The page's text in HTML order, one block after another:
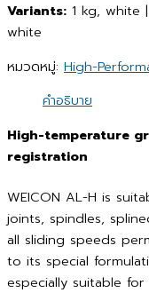
Variants: 1 kg, white
white
หมวดหมู่: High-
คำอธิบาย
High-temperature
registration
WEICON AL-H is
joints, spindles,
all sliding speeds
to its special
especially suitable